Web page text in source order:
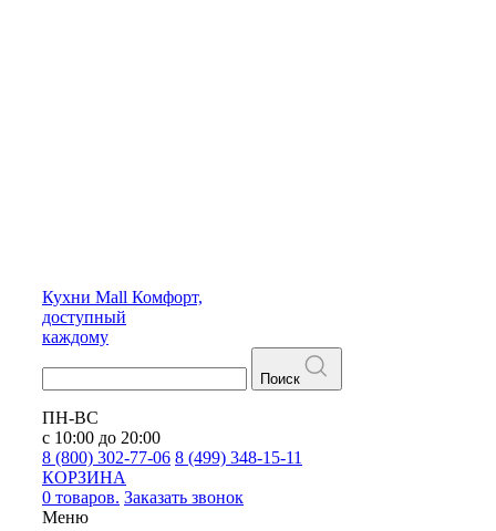
Кухни Mall Комфорт,
доступный
каждому
Поиск
ПН-ВС
с 10:00 до 20:00
8 (800) 302-77-06 8 (499) 348-15-11
КОРЗИНА
0 товаров. Заказать звонок
Меню